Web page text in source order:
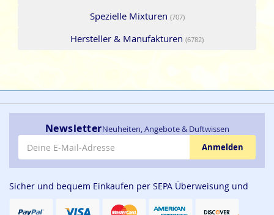
Spezielle Mixturen (707)
Hersteller & Manufakturen (6782)
NewsletterNeuheiten, Angebote & Duftwissen
E-Mail-Adresse
Anmelden
Sicher und bequem Einkaufen per SEPA Überweisung und